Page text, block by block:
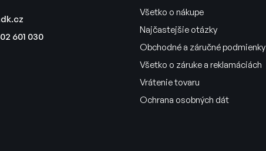
601 030
Všetko o nákupe
Najčastejšie otázky
Obchodné a záručné podmienky
Všetko o záruke a reklamáciách
Vrátenie tovaru
Ochrana osobných dát